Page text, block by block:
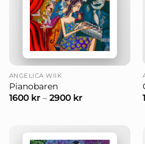
ANGELICA WIIK
Pianobaren
1600 kr– 2900 kr